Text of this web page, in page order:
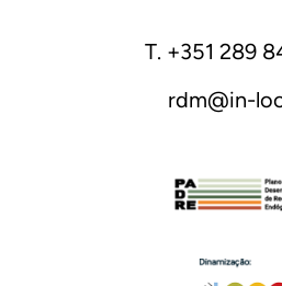
T. +351 289
rdm@in-